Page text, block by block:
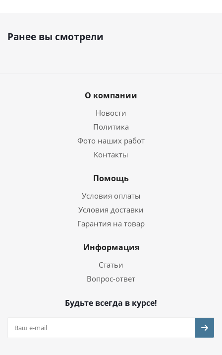
Ранее вы смотрели
О компании
Новости
Политика
Фото наших работ
Контакты
Помощь
Условия оплаты
Условия доставки
Гарантия на товар
Информация
Статьи
Вопрос-ответ
Будьте всегда в курсе!